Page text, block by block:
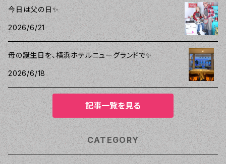
今日は父の日✨
2026/6/21
母の誕生日を、横浜ホテルニューグランドで✨
2026/6/18
記事一覧を見る
CATEGORY